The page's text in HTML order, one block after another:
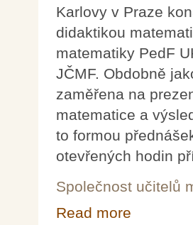
Karlovy v Praze
didaktikou
matematiky PedF
JČMF. Obdobně
zaměřena na
matematice a
to formou
otevřených hodin
Společnost učitelů
Read more